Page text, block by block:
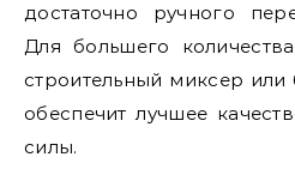
достаточно ручного
Для большего
строительный миксер
обеспечит лучшее
силы.